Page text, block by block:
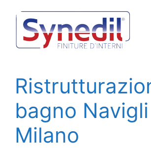
contenuto
bagno Navigli
Milano